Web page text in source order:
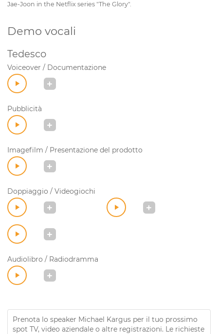
Jae-Joon in the Netflix series "The Glory".
Demo vocali
Tedesco
Voiceover / Documentazione
Pubblicità
Imagefilm / Presentazione del prodotto
Doppiaggio / Videogiochi
Audiolibro / Radiodramma
Prenota lo speaker Michael Kargus per il tuo prossimo
spot TV, video aziendale o altre registrazioni. Le richieste